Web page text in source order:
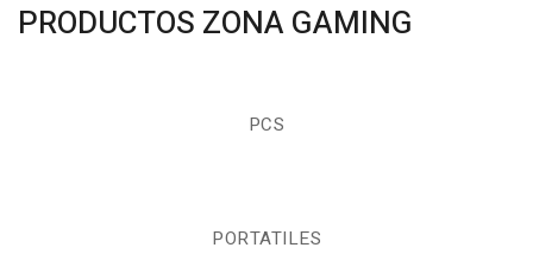
PRODUCTOS ZONA GAMING
PCS
PORTATILES